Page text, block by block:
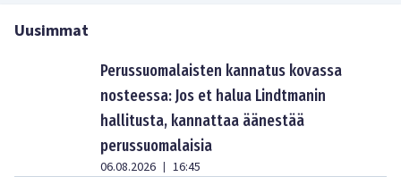
Uusimmat
Perussuomalaisten kannatus kovassa
nosteessa: Jos et halua Lindtmanin
hallitusta, kannattaa äänestää
perussuomalaisia
06.08.2026 | 16:45